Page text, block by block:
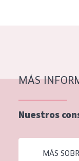
Piel normal y
Piel mixata o
Piel madura
Piel expuesta al
Piel
MÁS
Nuestros
MÁS